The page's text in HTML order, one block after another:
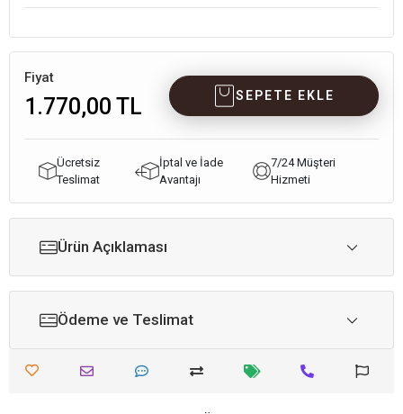
Fiyat
1.770,00 TL SEPETE EKLE
Ücretsiz
Teslimat
İptal ve İade
Avantajı
7/24 Müşteri
Hizmeti
Ürün Açıklaması
Ödeme ve Teslimat